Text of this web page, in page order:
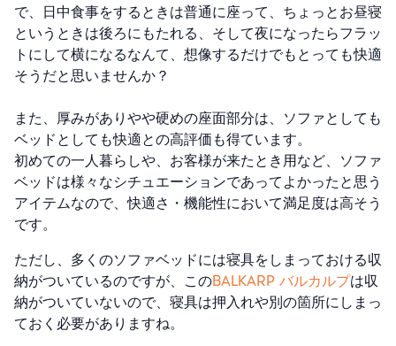
で、日中食事をするときは普通に座って、ちょっとお昼寝
というときは後ろにもたれる、そして夜になったらフラッ
トにして横になるなんて、想像するだけでもとっても快適
そうだと思いませんか？
また、厚みがありやや硬めの座面部分は、ソファとしても
ベッドとしても快適との高評価も得ています。
初めての一人暮らしや、お客様が来たとき用など、ソファ
ベッドは様々なシチュエーションであってよかったと思う
アイテムなので、快適さ・機能性において満足度は高そう
です。
ただし、多くのソファベッドには寝具をしまっておける収
納がついているのですが、このBALKARP バルカルプは収
納がついていないので、寝具は押入れや別の箇所にしまっ
ておく必要がありますね。